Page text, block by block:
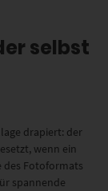
selbst
drapiert: der
wenn ein
des Fotoformats
spannende